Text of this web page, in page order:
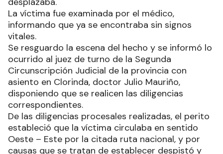
La víctima fue examinada por el médico,
informando que ya se encontraba sin signos
vitales.
Se resguardo la escena del hecho y se informó lo
ocurrido al juez de turno de la Segunda
Circunscripción Judicial de la provincia con
asiento en Clorinda, doctor Julio Mauriño,
disponiendo que se realicen las diligencias
correspondientes.
De las diligencias procesales realizadas, el perito
estableció que la víctima circulaba en sentido
Oeste – Este por la citada ruta nacional, y por
causas que se tratan de establecer despistó y